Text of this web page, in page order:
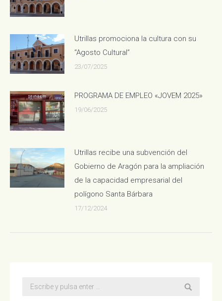
Utrillas promociona la cultura con su
“Agosto Cultural”
23/07/2025
PROGRAMA DE EMPLEO «JOVEM 2025»
19/06/2025
Utrillas recibe una subvención del
Gobierno de Aragón para la ampliación
de la capacidad empresarial del
polígono Santa Bárbara
17/12/2024
Buscar: